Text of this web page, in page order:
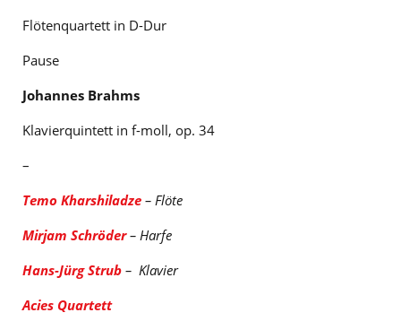
Flötenquartett in D-Dur
Pause
Johannes Brahms
Klavierquintett in f-moll, op. 34
–
Temo Kharshiladze – Flöte
Mirjam Schröder– Harfe
Hans-Jürg Strub – Klavier
Acies Quartett